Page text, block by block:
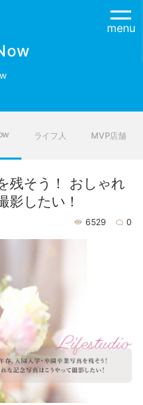
menu
ライフ人 MVP店舗
残そう！ おしゃれ
影したい！
6529 0